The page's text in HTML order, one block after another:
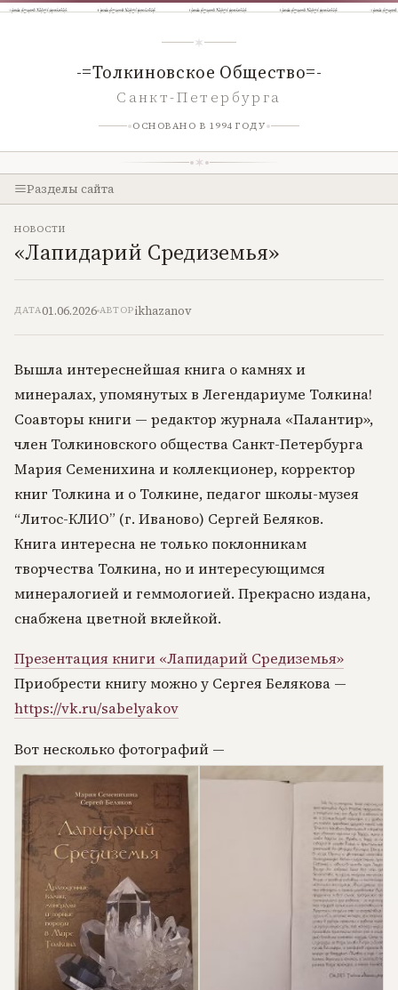
-=Толкиновское Общество=-
Санкт-Петербурга
ОСНОВАНО В 1994 ГОДУ
Разделы сайта
НОВОСТИ
«Лапидарий Средиземья»
ДАТА01.06.2026 АВТОРikhazanov
Вышла интереснейшая книга о камнях и
минералах, упомянутых в Легендариуме Толкина!
Соавторы книги — редактор журнала «Палантир»,
член Толкиновского общества Санкт-Петербурга
Мария Семенихина и коллекционер, корректор
книг Толкина и о Толкине, педагог школы-музея
“Литос-КЛИО” (г. Иваново) Сергей Беляков.
Книга интересна не только поклонникам
творчества Толкина, но и интересующимся
минералогией и геммологией. Прекрасно издана,
снабжена цветной вклейкой.
Презентация книги «Лапидарий Средиземья»
Приобрести книгу можно у Сергея Белякова —
https://vk.ru/sabelyakov
Вот несколько фотографий —